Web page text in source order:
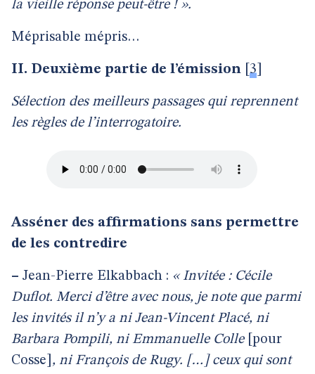
la vieille réponse peut-être ! ».
Méprisable mépris…
II. Deuxième partie de l’émission 3
Sélection des meilleurs passages qui reprennent
les règles de l’interrogatoire.
Asséner des affirmations sans permettre
de les contredire
– Jean-Pierre Elkabbach : « Invitée : Cécile
Duflot. Merci d’être avec nous, je note que parmi
les invités il n’y a ni Jean-Vincent Placé, ni
Barbara Pompili, ni Emmanuelle Colle [pour
Cosse] , ni François de Rugy. […] ceux qui sont